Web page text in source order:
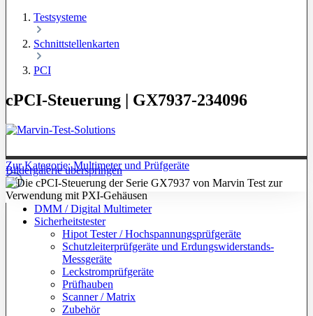
Zur Kategorie: Multimeter und Prüfgeräte
DMM / Digital Multimeter
Sicherheitstester
Hipot Tester / Hochspannungsprüfgeräte
Schutzleiterprüfgeräte und Erdungswiderstands-
Messgeräte
Leckstromprüfgeräte
Prüfhauben
Scanner / Matrix
Zubehör
Testsysteme
Schnittstellenkarten
PCI
cPCI-Steuerung | GX7937-234096
Bildergalerie überspringen